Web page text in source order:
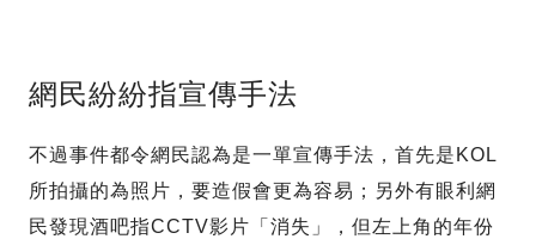
網民紛紛指宣傳手法
不過事件都令網民認為是一單宣傳手法，首先是KOL
所拍攝的為照片，要造假會更為容易；另外有眼利網
民發現酒吧指CCTV影片「消失」，但左上角的年份